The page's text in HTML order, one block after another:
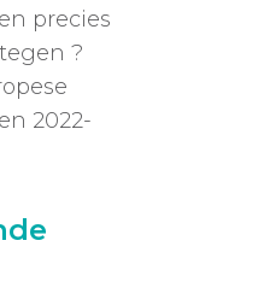
precies
?
2022-